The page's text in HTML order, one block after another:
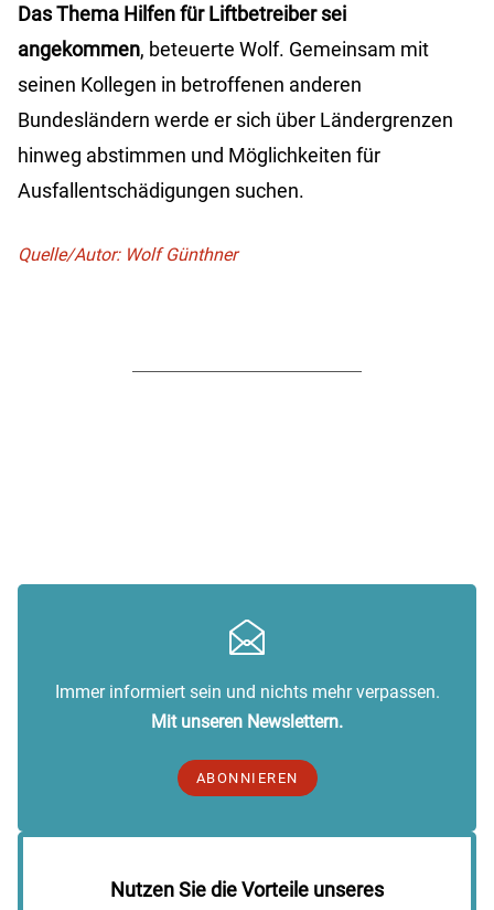
Das Thema Hilfen für Liftbetreiber sei
angekommen, beteuerte Wolf. Gemeinsam mit
seinen Kollegen in betroffenen anderen
Bundesländern werde er sich über Ländergrenzen
hinweg abstimmen und Möglichkeiten für
Ausfallentschädigungen suchen.
Quelle/Autor: Wolf Günthner
Immer informiert sein und nichts mehr verpassen.
Mit unseren Newslettern.
ABONNIEREN
Nutzen Sie die Vorteile unseres